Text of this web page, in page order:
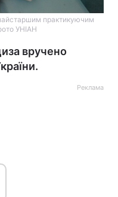
практикуючим
УНІАН
вручено
Реклама